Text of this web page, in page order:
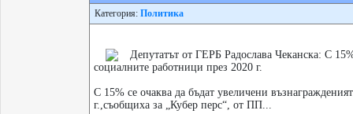
Категория: Политика
Депутатът от ГЕРБ Радослава Чеканска: С
социалните работници през 2020 г.
С 15% се очаква да бъдат увеличени
г.,съобщиха за „Кубер перс“, от ПП...